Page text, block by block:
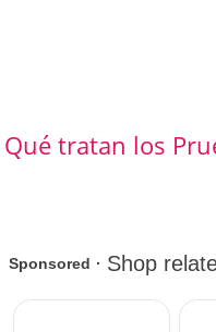
Qué tratan los